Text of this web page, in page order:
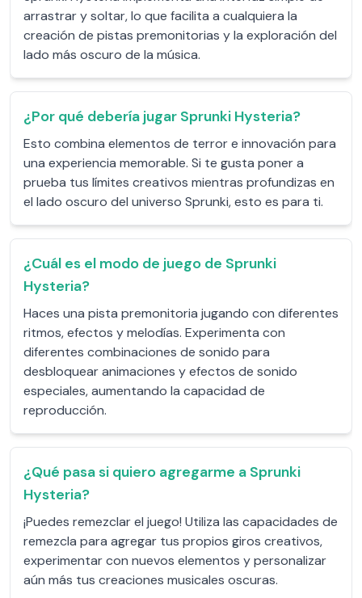
arrastrar y soltar, lo que facilita a cualquiera la
creación de pistas premonitorias y la exploración del
lado más oscuro de la música.
¿Por qué debería jugar Sprunki Hysteria?
Esto combina elementos de terror e innovación para
una experiencia memorable. Si te gusta poner a
prueba tus límites creativos mientras profundizas en
el lado oscuro del universo Sprunki, esto es para ti.
¿Cuál es el modo de juego de Sprunki
Hysteria?
Haces una pista premonitoria jugando con diferentes
ritmos, efectos y melodías. Experimenta con
diferentes combinaciones de sonido para
desbloquear animaciones y efectos de sonido
especiales, aumentando la capacidad de
reproducción.
¿Qué pasa si quiero agregarme a Sprunki
Hysteria?
¡Puedes remezclar el juego! Utiliza las capacidades de
remezcla para agregar tus propios giros creativos,
experimentar con nuevos elementos y personalizar
aún más tus creaciones musicales oscuras.